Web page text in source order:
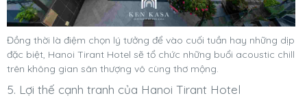
Đồng thời là điệm chọn lý tưởng để vào cuối tuần hay những dịp
đặc biệt, Hanoi Tirant Hotel sẽ tổ chức những buổi acoustic chill
trên không gian sân thượng vô cùng thơ mộng.
5. Lợi thế cạnh tranh của Hanoi Tirant Hotel